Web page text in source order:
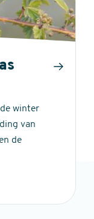
winter
van
de